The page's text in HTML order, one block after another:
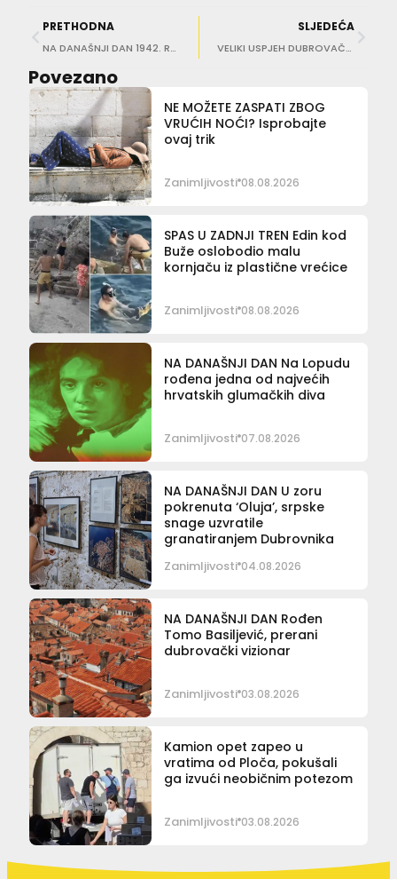
PRETHODNA
NA DANAŠNJI DAN 1942. Rođen maestro Ivo Dražinić
SLJEDEĆA
VELIKI USPJEH DUBROVAČKOG ROBOTIČARA Orsat Kralj među svjetskom elitom
Povezano
NE MOŽETE ZASPATI ZBOG
VRUĆIH NOĆI? Isprobajte
ovaj trik
Zanimljivosti 08.08.2026
SPAS U ZADNJI TREN Edin kod
Buže oslobodio malu
kornjaču iz plastične vrećice
Zanimljivosti 08.08.2026
NA DANAŠNJI DAN Na Lopudu
rođena jedna od najvećih
hrvatskih glumačkih diva
Zanimljivosti 07.08.2026
NA DANAŠNJI DAN U zoru
pokrenuta ‘Oluja’, srpske
snage uzvratile
granatiranjem Dubrovnika
Zanimljivosti 04.08.2026
NA DANAŠNJI DAN Rođen
Tomo Basiljević, prerani
dubrovački vizionar
Zanimljivosti 03.08.2026
Kamion opet zapeo u
vratima od Ploča, pokušali
ga izvući neobičnim potezom
Zanimljivosti 03.08.2026